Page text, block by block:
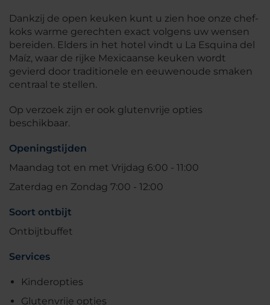
Dankzij de open keuken kunt u zien hoe onze chef-
koks warme gerechten exact volgens uw wensen
bereiden. Elders in het hotel vindt u La Esquina del
Maíz, waar de rijke Mexicaanse keuken wordt
gevierd door traditionele en eeuwenoude smaken
centraal te stellen.
Op verzoek zijn er ook glutenvrije opties
beschikbaar.
Openingstijden
Maandag tot en met Vrijdag 6:00 - 11:00
Zaterdag en Zondag 7:00 - 12:00
Soort ontbijt
Ontbijtbuffet
Services
Kinderopties
Glutenvrije opties